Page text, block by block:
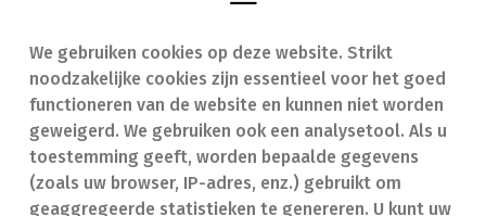
We gebruiken cookies op deze website. Strikt
noodzakelijke cookies zijn essentieel voor het goed
functioneren van de website en kunnen niet worden
geweigerd. We gebruiken ook een analysetool. Als u
toestemming geeft, worden bepaalde gegevens
(zoals uw browser, IP-adres, enz.) gebruikt om
geaggregeerde statistieken te genereren. U kunt uw
Vind een apotheek
Onze expertise
Ziekten
Geneesmiddelen
In geval van nood
Contact
Veelgestelde vragen
(FAQ)